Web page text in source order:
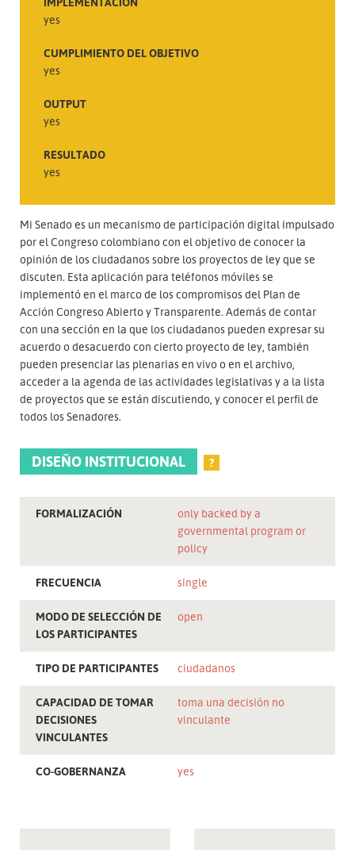
yes
CUMPLIMIENTO DEL OBJETIVO
yes
OUTPUT
yes
RESULTADO
yes
Mi Senado es un mecanismo de participación digital impulsado
por el Congreso colombiano con el objetivo de conocer la
opinión de los ciudadanos sobre los proyectos de ley que se
discuten. Esta aplicación para teléfonos móviles se
implementó en el marco de los compromisos del Plan de
Acción Congreso Abierto y Transparente. Además de contar
con una sección en la que los ciudadanos pueden expresar su
acuerdo o desacuerdo con cierto proyecto de ley, también
pueden presenciar las plenarias en vivo o en el archivo,
acceder a la agenda de las actividades legislativas y a la lista
de proyectos que se están discutiendo, y conocer el perfil de
todos los Senadores.
DISEÑO INSTITUCIONAL ?
FORMALIZACIÓN
only backed by a
governmental program or
policy
FRECUENCIA single
MODO DE SELECCIÓN DE
LOS PARTICIPANTES
open
TIPO DE PARTICIPANTES ciudadanos
CAPACIDAD DE TOMAR
DECISIONES
VINCULANTES
toma una decisión no
vinculante
CO-GOBERNANZA yes